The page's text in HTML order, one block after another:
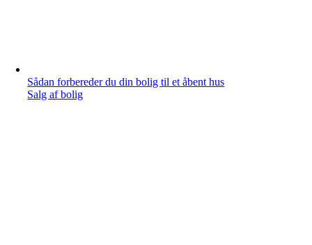
Sådan forbereder du din bolig til et åbent hus
Salg af bolig